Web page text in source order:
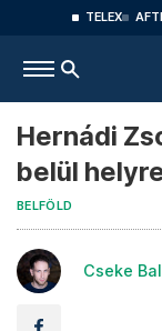
TELEX
Hernádi
belül
BELFÖLD
Cseke